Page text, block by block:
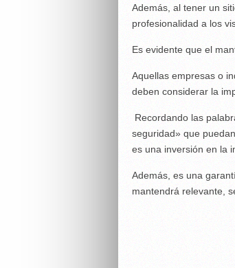
Además, al tener un
profesionalidad a los
Es evidente que el
Aquellas empresas o
deben considerar la
Recordando las
seguridad» que
es una inversión en la
Además, es una
mantendrá relevante,